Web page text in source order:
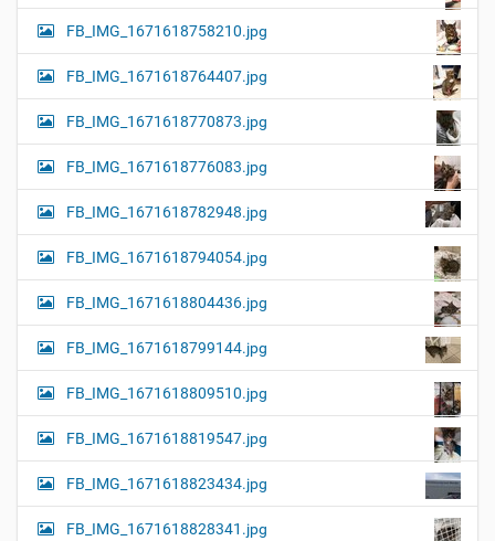
FB_IMG_1671618758210.jpg
FB_IMG_1671618764407.jpg
FB_IMG_1671618770873.jpg
FB_IMG_1671618776083.jpg
FB_IMG_1671618782948.jpg
FB_IMG_1671618794054.jpg
FB_IMG_1671618804436.jpg
FB_IMG_1671618799144.jpg
FB_IMG_1671618809510.jpg
FB_IMG_1671618819547.jpg
FB_IMG_1671618823434.jpg
FB_IMG_1671618828341.jpg